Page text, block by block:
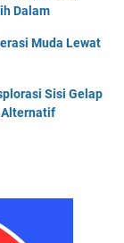
Dalam
Muda Lewat
Sisi Gelap
Alternatif